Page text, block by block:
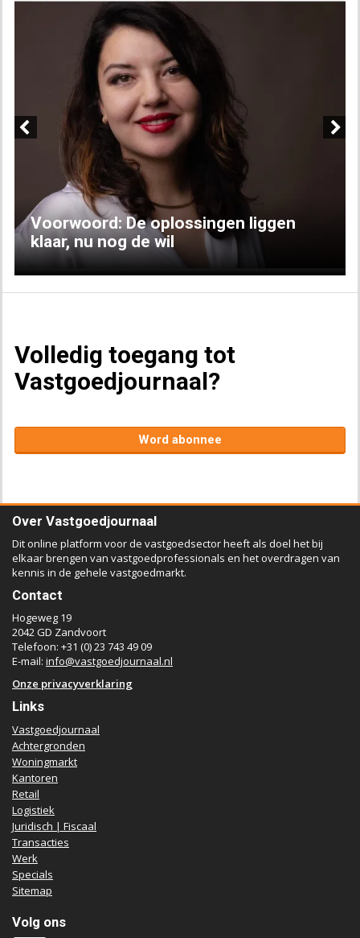
Voorwoord: De oplossingen liggen
klaar, nu nog de wil
Volledig toegang tot
Vastgoedjournaal?
Word abonnee
Over Vastgoedjournaal
Dit online platform voor de vastgoedsector heeft als doel het bij
elkaar brengen van vastgoedprofessionals en het overdragen van
kennis in de gehele vastgoedmarkt.
Contact
Hogeweg 19
2042 GD Zandvoort
Telefoon: +31 (0) 23 743 49 09
E-mail: info@vastgoedjournaal.nl
Onze privacyverklaring
Links
Vastgoedjournaal
Achtergronden
Woningmarkt
Kantoren
Retail
Logistiek
Juridisch | Fiscaal
Transacties
Werk
Specials
Sitemap
Volg ons